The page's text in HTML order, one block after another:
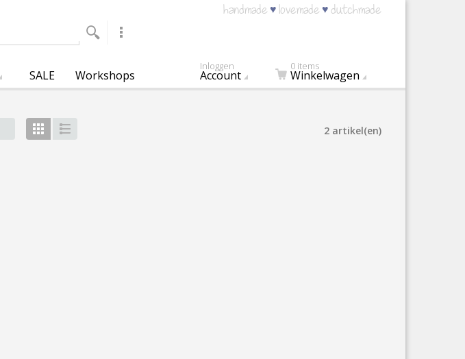
handmade ♥ lovemade ♥dutchmade
Inloggen
Account
0 items
Winkelwagen
SALE Workshops
Foto-
tabel
2 artikel(en)